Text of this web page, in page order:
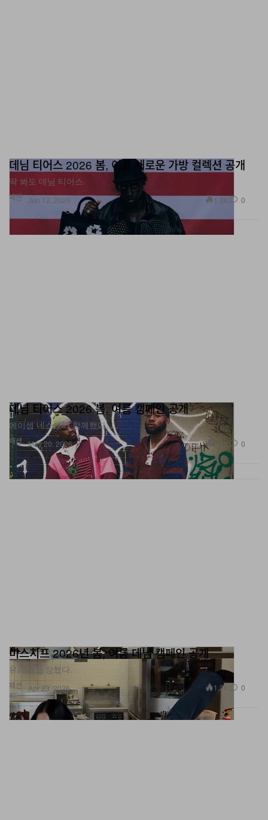
패션
데님 티어스 2026 봄, 여름 새로운 가방 컬렉션 공개
딱 봐도 데님 티어스.
Jun 12, 2026 1.3K 0
패션
데님 티어스 2026 봄, 여름 캠페인 공개
에이셉 네스트와 함께했다.
May 20, 2026 1.9K 0
패션
미스치프 2026년 봄, 여름 데님 캠페인 공개
유라가 등장했다.
Apr 23, 2026 1.3K 0